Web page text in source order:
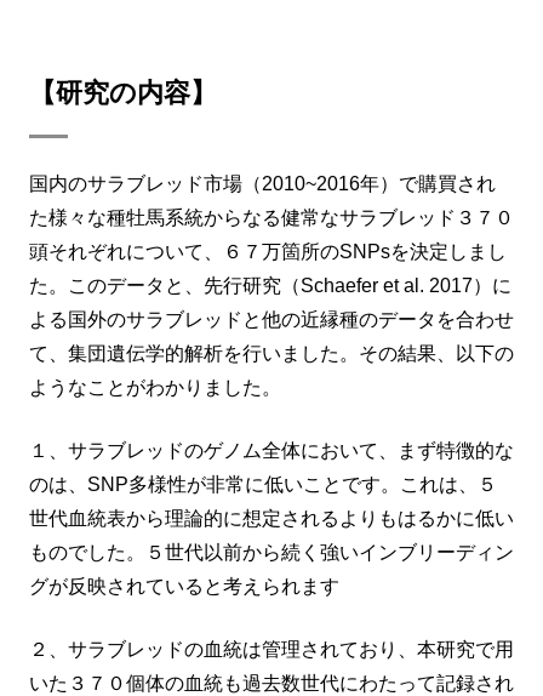
【研究の内容】
国内のサラブレッド市場（2010~2016年）で購買され
た様々な種牡馬系統からなる健常なサラブレッド３７０
頭それぞれについて、６７万箇所のSNPsを決定しまし
た。このデータと、先行研究（Schaefer et al. 2017）に
よる国外のサラブレッドと他の近縁種のデータを合わせ
て、集団遺伝学的解析を行いました。その結果、以下の
ようなことがわかりました。
１、サラブレッドのゲノム全体において、まず特徴的な
のは、SNP多様性が非常に低いことです。これは、５
世代血統表から理論的に想定されるよりもはるかに低い
ものでした。５世代以前から続く強いインブリーディン
グが反映されていると考えられます
２、サラブレッドの血統は管理されており、本研究で用
いた３７０個体の血統も過去数世代にわたって記録され